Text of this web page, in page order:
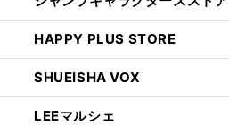
HAPPY PLUS STORE
SHUEISHA VOX
LEEマルシェ